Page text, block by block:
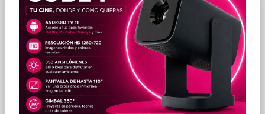
Inicio Marca UBIQUITI